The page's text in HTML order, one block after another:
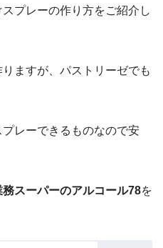
プレーの作り方をご紹介し
ますが、パストリーゼでも
レーできるものなので安
務スーパーのアルコール78を